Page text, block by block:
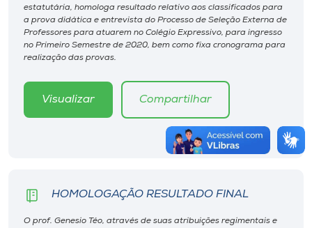
estatutária, homologa resultado relativo aos classificados para
a prova didática e entrevista do Processo de Seleção Externa de
Professores para atuarem no Colégio Expressivo, para ingresso
no Primeiro Semestre de 2020, bem como fixa cronograma para
realização das provas.
Visualizar Compartilhar
HOMOLOGAÇÃO RESULTADO FINAL
O prof. Genesio Téo, através de suas atribuições regimentais e